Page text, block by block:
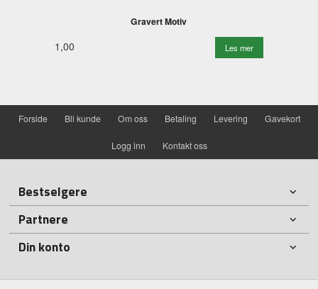
Gravert Motiv
1,00 Les mer
Forside Bli kunde Om oss Betaling Levering Gavekort
Logg inn Kontakt oss
Bestselgere
Partnere
Din konto